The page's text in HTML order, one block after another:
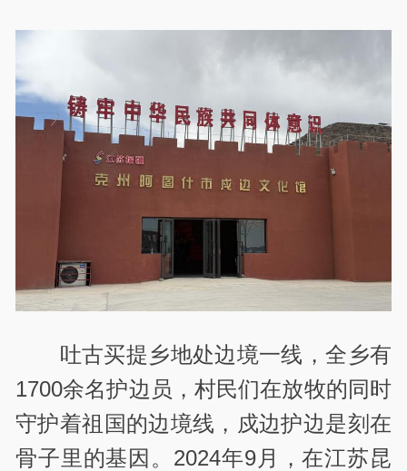
吐古买提乡地处边境一线，全乡有
1700余名护边员，村民们在放牧的同时
守护着祖国的边境线，戍边护边是刻在
骨子里的基因。2024年9月，在江苏昆